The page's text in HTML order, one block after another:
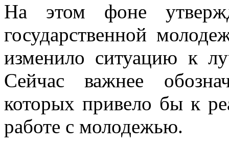
На этом фоне
государственной
изменило ситуацию к
Сейчас важнее
которых привело бы к
работе с молодежью.